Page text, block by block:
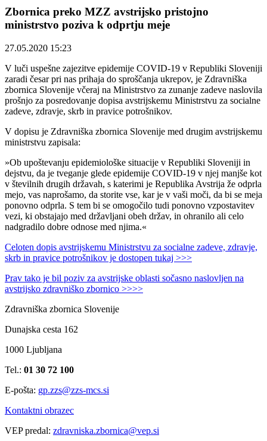
Zbornica preko MZZ avstrijsko pristojno
ministrstvo poziva k odprtju meje ​
27.05.2020 15:23
V luči uspešne zajezitve epidemije COVID-19 v Republiki Sloveniji
zaradi česar pri nas prihaja do sproščanja ukrepov, je Zdravniška
zbornica Slovenije včeraj na Ministrstvo za zunanje zadeve naslovila
prošnjo za posredovanje dopisa avstrijskemu Ministrstvu za socialne
zadeve, zdravje, skrb in pravice potrošnikov.
V dopisu je Zdravniška zbornica Slovenije med drugim avstrijskemu
ministrstvu zapisala:
»Ob upoštevanju epidemiološke situacije v Republiki Sloveniji in
dejstvu, da je tveganje glede epidemije COVID-19 v njej manjše kot
v številnih drugih državah, s katerimi je Republika Avstrija že odprla
mejo, vas naprošamo, da storite vse, kar je v vaši moči, da bi se meja
ponovno odprla. S tem bi se omogočilo tudi ponovno vzpostavitev
vezi, ki obstajajo med državljani obeh držav, in ohranilo ali celo
nadgradilo dobre odnose med njima.«
Celoten dopis avstrijskemu Ministrstvu za socialne zadeve, zdravje,
skrb in pravice potrošnikov je dostopen tukaj >>>
Prav tako je bil poziv za avstrijske oblasti sočasno naslovljen na
avstrijsko zdravniško zbornico >>>>
Zdravniška zbornica Slovenije
Dunajska cesta 162
1000 Ljubljana
Tel.: 01 30 72 100
E-pošta: gp.zzs@zzs-mcs.si
Kontaktni obrazec
VEP predal: zdravniska.zbornica@vep.si